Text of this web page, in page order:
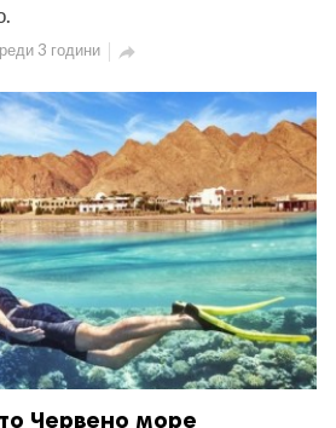
3 години 
Червено море